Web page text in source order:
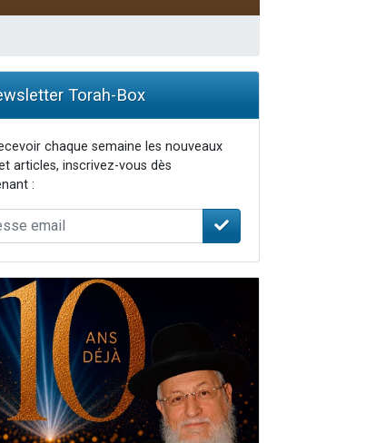
Torah-Box
chaque semaine les nouveaux
articles, inscrivez-vous dès
: